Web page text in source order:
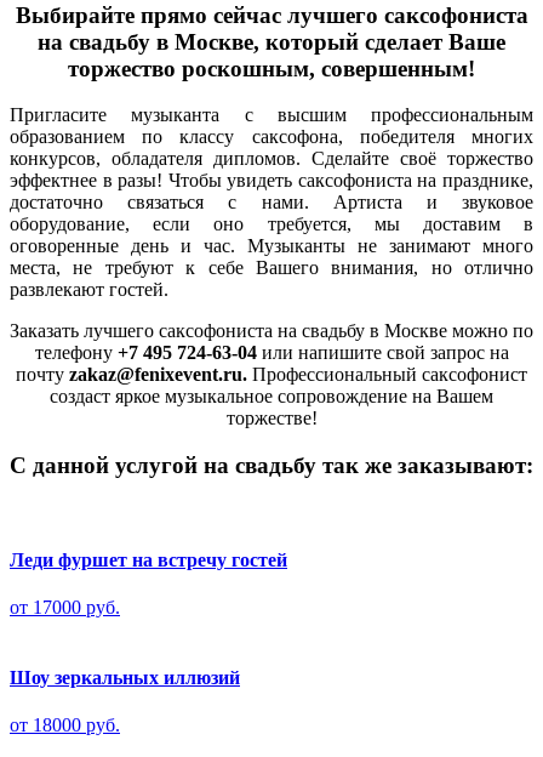
Выбирайте прямо сейчас лучшего саксофониста
на свадьбу в Москве, который сделает Ваше
торжество роскошным, совершенным!
Пригласите музыканта с высшим профессиональным
образованием по классу саксофона, победителя многих
конкурсов, обладателя дипломов. Сделайте своё торжество
эффектнее в разы! Чтобы увидеть саксофониста на празднике,
достаточно связаться с нами. Артиста и звуковое
оборудование, если оно требуется, мы доставим в
оговоренные день и час. Музыканты не занимают много
места, не требуют к себе Вашего внимания, но отлично
развлекают гостей.
Заказать лучшего саксофониста на свадьбу в Москве можно по
телефону +7 495 724-63-04или напишите свой запрос на
почту zakaz@fenixevent.ru. Профессиональный саксофонист
создаст яркое музыкальное сопровождение на Вашем
торжестве!
С данной услугой на свадьбу так же заказывают:
Леди фуршет на встречу гостей
от 17000 руб.
Шоу зеркальных иллюзий
от 18000 руб.